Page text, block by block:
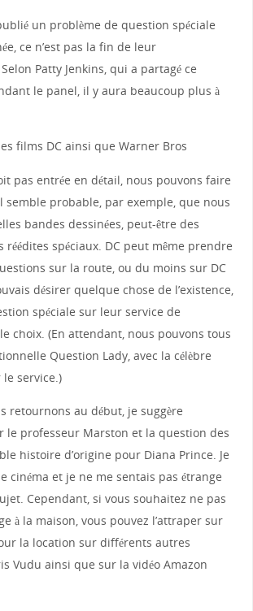
un problème de question spéciale
ce n’est pas la fin de leur
Patty Jenkins, qui a partagé ce
le panel, il y aura beaucoup plus à
films DC ainsi que Warner Bros
pas entrée en détail, nous pouvons faire
semble probable, par exemple, que nous
bandes dessinées, peut-être des
réédites spéciaux. DC peut même prendre
sur la route, ou du moins sur DC
désirer quelque chose de l’existence,
spéciale sur leur service de
choix. (En attendant, nous pouvons tous
Question Lady, avec la célèbre
service.)
retournons au début, je suggère
le professeur Marston et la question des
histoire d’origine pour Diana Prince. Je
cinéma et je ne me sentais pas étrange
Cependant, si vous souhaitez ne pas
à la maison, vous pouvez l’attraper sur
la location sur différents autres
Vudu ainsi que sur la vidéo Amazon